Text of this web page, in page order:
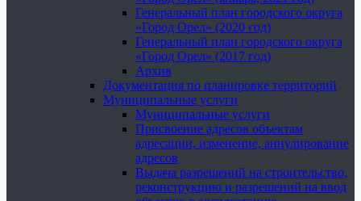
Генеральный план городского округа
«Город Орел» (2020 год)
Генеральный план городского округа
«Город Орел» (2017 год)
Архив
Документация по планировке территорий
Муниципальные услуги
Муниципальные услуги
Присвоение адресов объектам
адресации, изменение, аннулирование
адресов
Выдача разрешений на строительство,
реконструкцию и разрешений на ввод